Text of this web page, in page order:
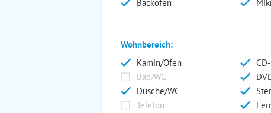
Backofen
Wohnbereich:
Kamin/Ofen
Bad/WC
Dusche/WC
Telefon